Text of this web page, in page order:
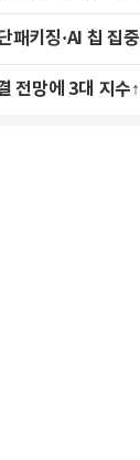
패키징·AI 칩 집중
전망에 3대 지수↑